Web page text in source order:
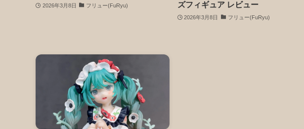
2026年3月8日 フリュー(FuRyu)
ズフィギュア レビュー
2026年3月8日 フリュー(FuRyu)